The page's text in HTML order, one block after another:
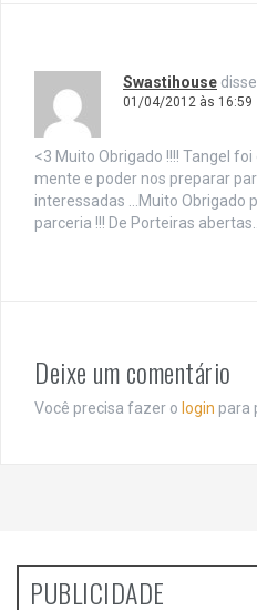
Swastihouse
01/04/2012 às 16:59
<3 Muito Obrigado !!!! Tangel
mente e poder nos preparar
interessadas …Muito Obrigado
parceria !!! De Porteiras
Deixe um comentário
Você precisa fazer o login para
PUBLICIDADE